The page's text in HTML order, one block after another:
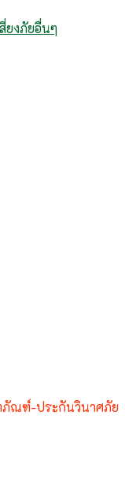
ยงภัยอื่นๆ
ภัณฑ์-ประกันวินาศภัย